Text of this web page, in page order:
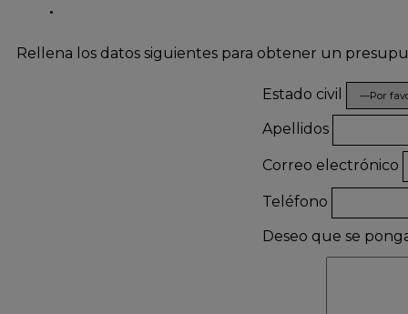
Rellena los datos siguientes para obtener un
Estado civil
Apellidos
Correo electrónico
Teléfono
Deseo que se